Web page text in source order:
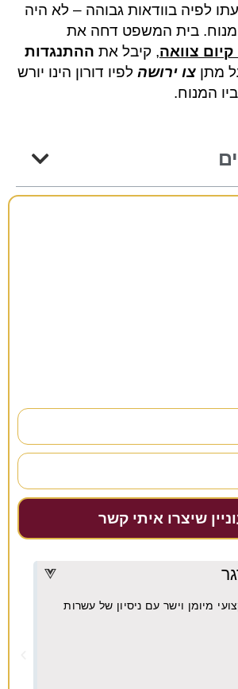
לפיה בוודאות גבוהה – לא היה
בית המשפט דחה את
קיום צוואה, קיבל את ההתנגדות
מתן צו ירושה לפיו דורון הינו יורש
המנוח.
שיצרו איתי קשר
מיומן וישר עם ניסיון של עשרות